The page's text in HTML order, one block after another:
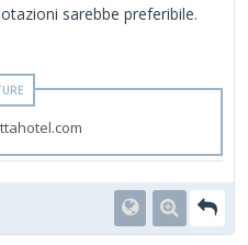
sarebbe preferibile.